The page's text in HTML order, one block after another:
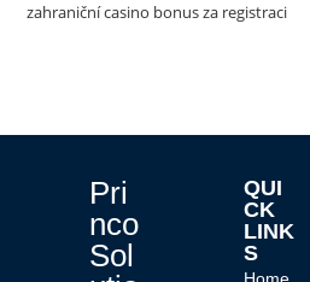
zahraniční casino bonus za registraci
Pri
nco
Sol
QUI
CK
LINK
S